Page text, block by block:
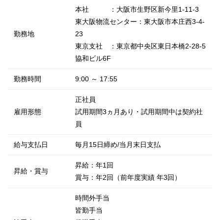
勤務地
本社 ：大阪市生野区新今里1-11-3
東大阪物流センター：東大阪市本庄西3-4-
23
東京支社 ：東京都中央区東日本橋2-28-5
協和ビル6F
勤務時間 9:00 ～ 17:55
雇用形態
正社員
試用期間3ヵ月あり・試用期間中は契約社
員
給与支払日 毎月15日締め/当月末日支払
昇給・賞与
昇給：年1回
賞与：年2回（前年度実績 年3回）
時間外手当
皆勤手当